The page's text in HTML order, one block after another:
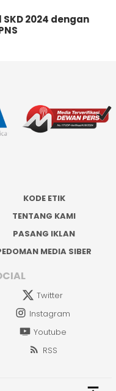
2024 dengan
KODE ETIK
TENTANG KAMI
PASANG IKLAN
MEDIA SIBER
Twitter
Instagram
Youtube
RSS